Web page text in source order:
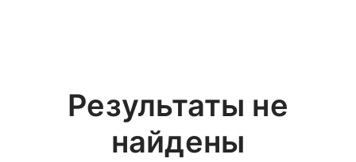
Результаты не
найдены